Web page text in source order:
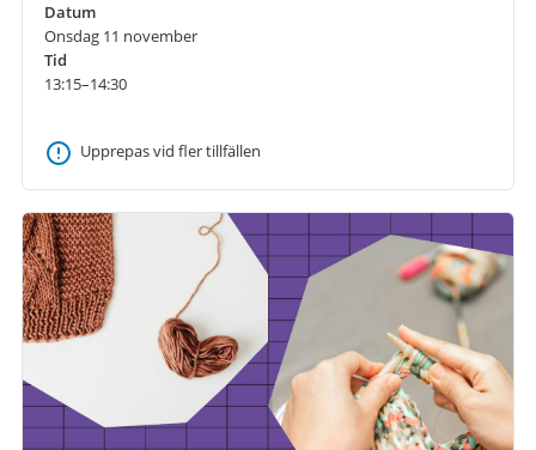
Datum
Onsdag 11 november
Tid
13:15–14:30
Upprepas vid fler tillfällen